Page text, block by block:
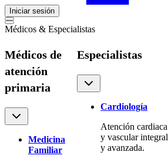
Iniciar sesión
Médicos & Especialistas
Médicos de
atención
primaria
Medicina
Familiar
Especialistas
Cardiología
Atención cardiaca
y vascular integral
y avanzada.